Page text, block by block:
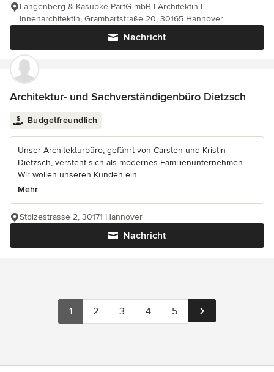
Nachricht
Langenberg & Kasubke PartG mbB I Architektin I
Innenarchitektin, Grambartstraße 20, 30165 Hannover
Architektur- und Sachverständigenbüro Dietzsch
Budgetfreundlich
Unser Architekturbüro, geführt von Carsten und Kristin
Dietzsch, versteht sich als modernes Familienunternehmen.
Wir wollen unseren Kunden ein...
Mehr
Nachricht
Stolzestrasse 2, 30171 Hannover
1 2 3 4 5